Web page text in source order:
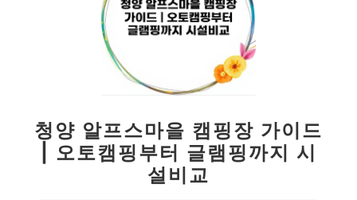
청양 알프스마을 캠핑장 가이드
| 오토캠핑부터 글램핑까지 시
설비교